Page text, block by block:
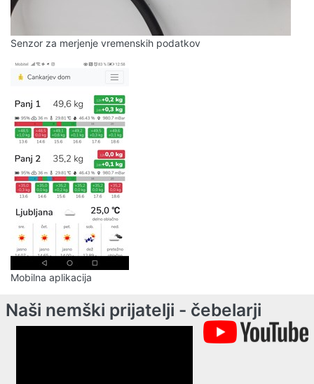
Senzor za merjenje vremenskih podatkov
Mobilna aplikacija
Naši nemški prijatelji - čebelarji